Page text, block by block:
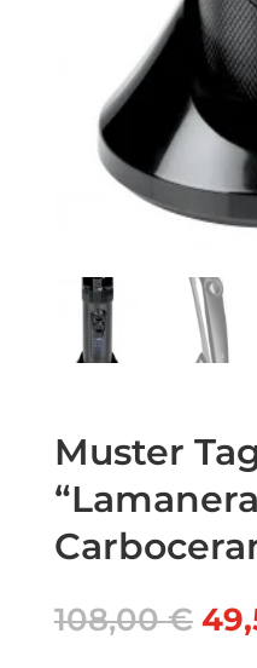
Muster
“Lamanera
108,00€ Il